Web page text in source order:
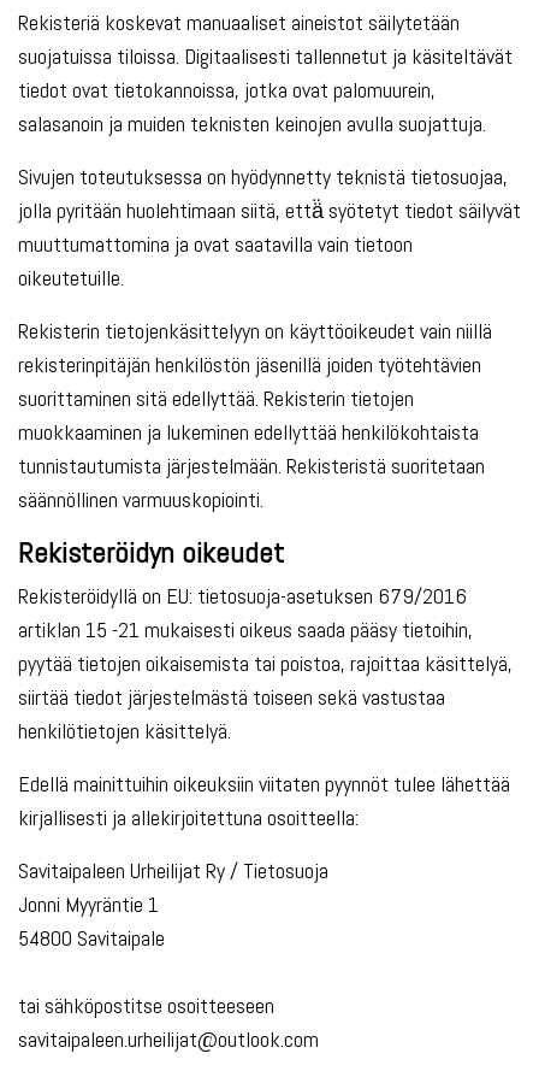
Rekisteriä koskevat manuaaliset aineistot säilytetään
suojatuissa tiloissa. Digitaalisesti tallennetut ja käsiteltävät
tiedot ovat tietokannoissa, jotka ovat palomuurein,
salasanoin ja muiden teknisten keinojen avulla suojattuja.
Sivujen toteutuksessa on hyödynnetty teknistä tietosuojaa,
jolla pyritään huolehtimaan siitä, että̈ syötetyt tiedot säilyvät
muuttumattomina ja ovat saatavilla vain tietoon
oikeutetuille.
Rekisterin tietojenkäsittelyyn on käyttöoikeudet vain niillä
rekisterinpitäjän henkilöstön jäsenillä joiden työtehtävien
suorittaminen sitä edellyttää. Rekisterin tietojen
muokkaaminen ja lukeminen edellyttää henkilökohtaista
tunnistautumista järjestelmään. Rekisteristä suoritetaan
säännöllinen varmuuskopiointi.
Rekisteröidyn oikeudet
Rekisteröidyllä on EU: tietosuoja-asetuksen 679/2016
artiklan 15 -21 mukaisesti oikeus saada pääsy tietoihin,
pyytää tietojen oikaisemista tai poistoa, rajoittaa käsittelyä,
siirtää tiedot järjestelmästä toiseen sekä vastustaa
henkilötietojen käsittelyä.
Edellä mainittuihin oikeuksiin viitaten pyynnöt tulee lähettää
kirjallisesti ja allekirjoitettuna osoitteella:
Savitaipaleen Urheilijat Ry / Tietosuoja
Jonni Myyräntie 1
54800 Savitaipale
tai sähköpostitse osoitteeseen
savitaipaleen.urheilijat@outlook.com